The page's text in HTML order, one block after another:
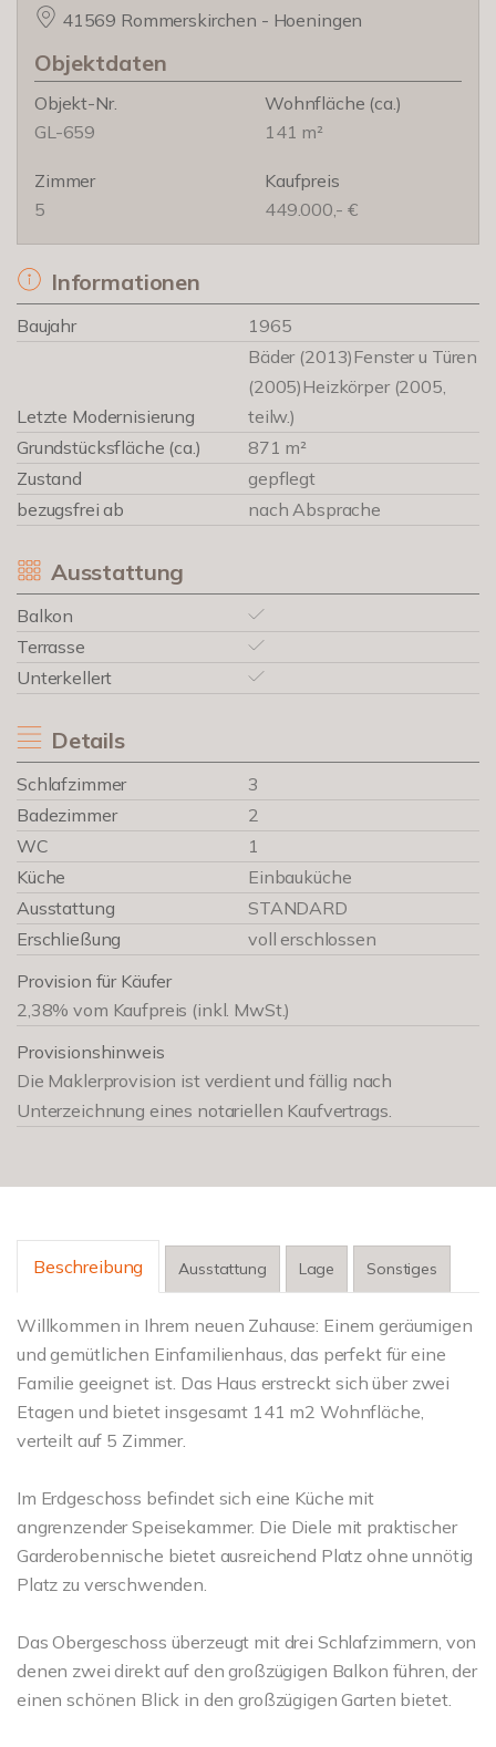
41569 Rommerskirchen - Hoeningen
Objektdaten
Objekt-Nr.
GL-659
Wohnfläche (ca.)
141 m²
Zimmer
5
Kaufpreis
449.000,- €
Informationen
Baujahr 1965
Letzte Modernisierung
Bäder (2013)Fenster u Türen
(2005)Heizkörper (2005,
teilw.)
Grundstücksfläche (ca.)
871 m²
Zustand
gepflegt
bezugsfrei ab
nach Absprache
Ausstattung
Balkon
Terrasse
Unterkellert
Details
Schlafzimmer
3
Badezimmer
2
WC
1
Küche
Einbauküche
Ausstattung
STANDARD
Erschließung
voll erschlossen
Provision für Käufer
2,38% vom Kaufpreis (inkl. MwSt.)
Provisionshinweis
Die Maklerprovision ist verdient und fällig nach
Unterzeichnung eines notariellen Kaufvertrags.
Beschreibung Ausstattung Lage Sonstiges
Willkommen in Ihrem neuen Zuhause: Einem geräumigen
und gemütlichen Einfamilienhaus, das perfekt für eine
Familie geeignet ist. Das Haus erstreckt sich über zwei
Etagen und bietet insgesamt 141 m2 Wohnfläche,
verteilt auf 5 Zimmer.
Im Erdgeschoss befindet sich eine Küche mit
angrenzender Speisekammer. Die Diele mit praktischer
Garderobennische bietet ausreichend Platz ohne unnötig
Platz zu verschwenden.
Das Obergeschoss überzeugt mit drei Schlafzimmern, von
denen zwei direkt auf den großzügigen Balkon führen, der
einen schönen Blick in den großzügigen Garten bietet.